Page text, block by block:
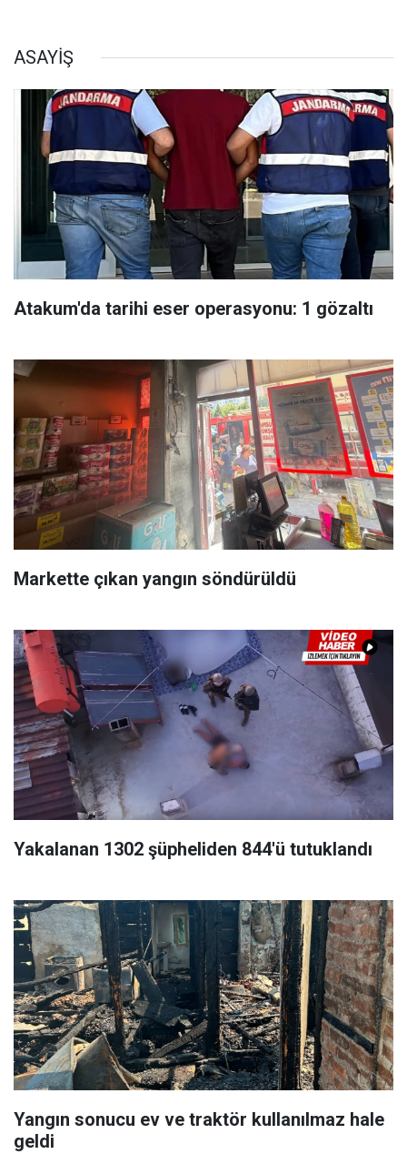
ASAYİŞ
Atakum'da tarihi eser operasyonu: 1 gözaltı
Markette çıkan yangın söndürüldü
Yakalanan 1302 şüpheliden 844'ü tutuklandı
Yangın sonucu ev ve traktör kullanılmaz hale
geldi